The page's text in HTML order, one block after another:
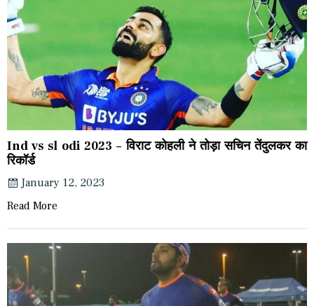
Ind vs sl odi 2023 – विराट कोहली ने तोड़ा सचिन तेंदुलकर का
रिकॉर्ड
January 12, 2023
Read More